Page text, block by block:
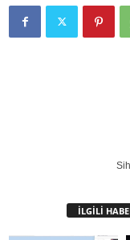
İLGİLİ